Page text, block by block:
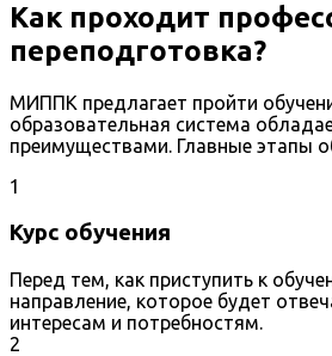
Как проходит
переподготовка?
МИППК предлагает пройти
образовательная система
преимуществами. Главные этапы
1
Курс обучения
Перед тем, как приступить к
направление, которое будет
интересам и потребностям.
2